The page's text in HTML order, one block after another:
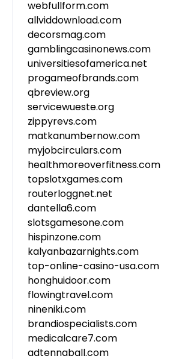
webfullform.com
allviddownload.com
decorsmag.com
gamblingcasinonews.com
universitiesofamerica.net
progameofbrands.com
qbreview.org
servicewueste.org
zippyrevs.com
matkanumbernow.com
myjobcirculars.com
healthmoreoverfitness.com
topslotxgames.com
routerloggnet.net
dantella6.com
slotsgamesone.com
hispinzone.com
kalyanbazarnights.com
top-online-casino-usa.com
honghuidoor.com
flowingtravel.com
nineniki.com
brandiospecialists.com
medicalcare7.com
adtennaball.com